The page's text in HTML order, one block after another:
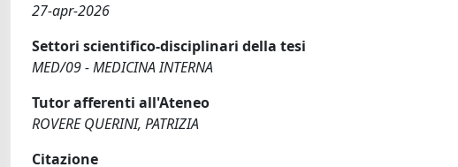
27-apr-2026
Settori scientifico-disciplinari della tesi
MED/09 - MEDICINA INTERNA
Tutor afferenti all'Ateneo
ROVERE QUERINI, PATRIZIA
Citazione